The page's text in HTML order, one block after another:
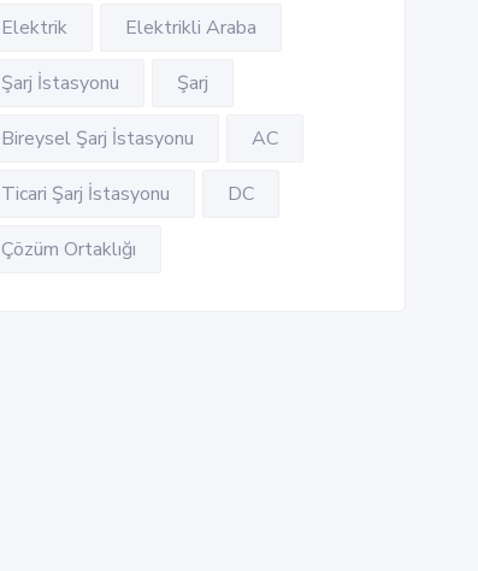
Elektrik Elektrikli Araba
Şarj İstasyonu Şarj
Bireysel Şarj İstasyonu AC
Ticari Şarj İstasyonu DC
Çözüm Ortaklığı